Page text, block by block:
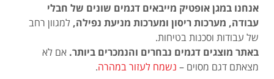
אנחנו במגן אופטיק מייבאים דגמים שונים של חבלי
עבודה, מערכות ריסון ומערכות מניעת נפילה, למגוון רחב
של עבודות וסכנות בטיחות.
באתר מוצגים דגמים נבחרים והנמכרים ביותר. אם לא
מצאתם דגם מסוים – נשמח לעזור במהרה.